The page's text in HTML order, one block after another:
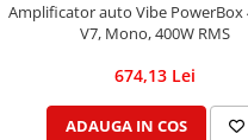
Amplificator auto Vibe PowerBox
V7, Mono, 400W RMS
674,13 Lei
ADAUGA IN COS